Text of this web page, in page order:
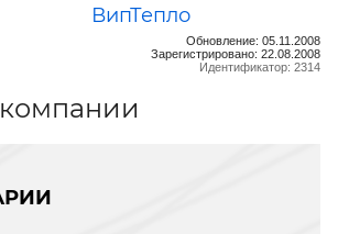
ВипТепло
Обновление: 05.11.2008
Зарегистрировано: 22.08.2008
Идентификатор: 2314